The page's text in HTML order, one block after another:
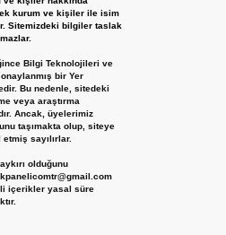
kurum ve kişiler ile isim
Sitemizdeki bilgiler taslak
Bilgi Teknolojileri ve
bir Yer
Bu nedenle, sitedeki
veya araştırma
Ancak, üyelerimiz
taşımakta olup, siteye
sayılırlar.
olduğunu
içerikler yasal süre